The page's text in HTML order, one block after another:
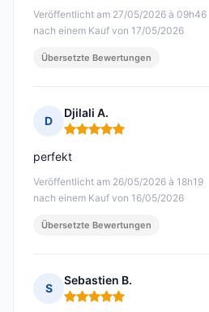
Veröffentlicht am 27/05/2026 à 09h46
nach einem Kauf von 17/05/2026
Übersetzte Bewertungen
D
Djilali A.
Hinweis: 5 von 5
Veröffentlicht am 26/05/2026 à 18h19
nach einem Kauf von 16/05/2026
perfekt
Übersetzte Bewertungen
S
Sebastien B.
Hinweis: 5 von 5